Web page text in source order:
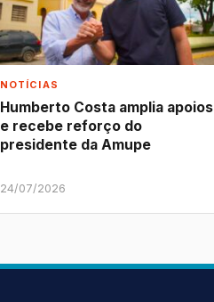
NOTÍCIAS
Humberto Costa amplia apoios
e recebe reforço do
presidente da Amupe
24/07/2026